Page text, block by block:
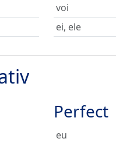
voi
ei, ele
Perfect
eu